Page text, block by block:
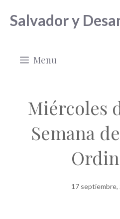
Salvador y
Menu
Miércoles
Semana
17 septiembre,